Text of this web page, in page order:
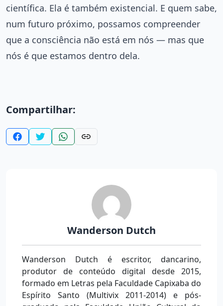
científica. Ela é também existencial. E quem sabe,
num futuro próximo, possamos compreender
que a consciência não está em nós — mas que
nós é que estamos dentro dela.
Compartilhar:
Wanderson Dutch
Wanderson Dutch é escritor, dancarino,
produtor de conteúdo digital desde 2015,
formado em Letras pela Faculdade Capixaba do
Espírito Santo (Multivix 2011-2014) e pós-